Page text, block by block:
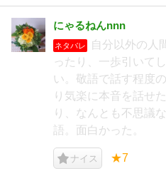
にゃるねんnnn
ネタバレ
自分以外の人
ったり、一歩引いて
い。敬語で話す程度
り気楽に本音を話せ
り、なんとも不思議
語。面白かった。
ナイス ★7